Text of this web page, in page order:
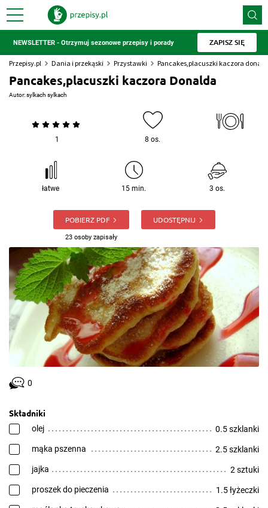
NEWSLETTER - Otrzymuj sezonowe przepisy i porady ZAPISZ SIĘ
Przepisy.pl Dania i przekąski Przystawki Pancakes,placuszki kaczora
Pancakes,placuszki kaczora Donalda
Autor:sylkach sylkach
1 8 os.
łatwe 15 min. 3 os.
POBIERZ PDF
23 osoby zapisały
UDOSTĘPNIJ
0
Składniki
olej 0.5 szklanki
mąka pszenna 2.5 szklanki
jajka 2 sztuki
proszek do pieczenia 1.5 łyżeczki